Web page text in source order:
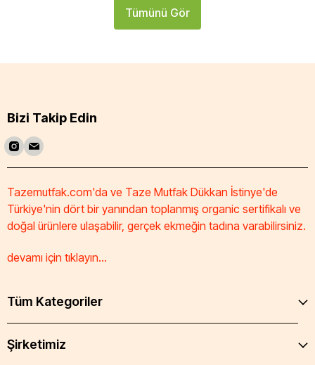
Tümünü Gör
Bizi Takip Edin
Tazemutfak.com'da ve Taze Mutfak Dükkan İstinye'de
Türkiye'nin dört bir yanından toplanmış organic sertifikalı ve
doğal ürünlere ulaşabilir, gerçek ekmeğin tadına varabilirsiniz.
devamı için tıklayın...
Tüm Kategoriler
Şirketimiz